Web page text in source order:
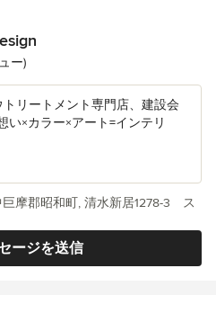
ー)
リートメント専門店、建設会
い×カラー×アート=インテリ
ージを送信
摩郡昭和町, 清水新居1278-3 ス